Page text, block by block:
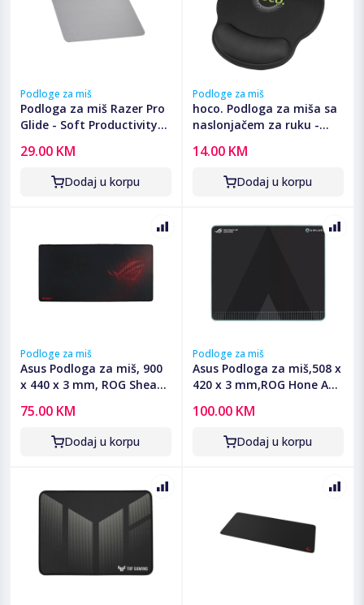
Podloge za miš
Podloga za miš Razer Pro
Glide - Soft Productivity
Packaging, RZ02-
03331500-R3M1
29.00 KM
Dodaj u korpu
Podloge za miš
hoco. Podloga za miša sa
naslonjačem za ruku -
14.00 KM
Dodaj u korpu
Podloge za miš
Asus Podloga za miš, 900
x 440 x 3 mm, ROG Sheath
75.00 KM
Dodaj u korpu
Podloge za miš
Asus Podloga za miš,508 x
420 x 3 mm,ROG Hone Ace
100.00 KM
Dodaj u korpu